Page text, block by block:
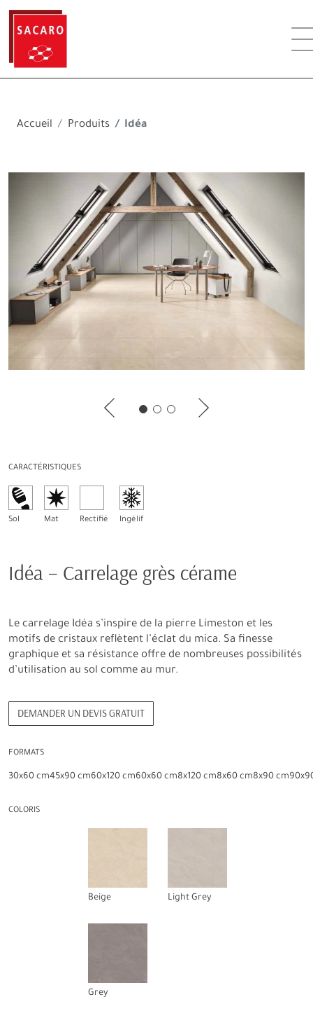
Accueil Produits Idéa
CARACTÉRISTIQUES
Sol Mat Rectifié Ingélif
Idéa – Carrelage grès cérame
Le carrelage Idéa s’inspire de la pierre Limeston et les
motifs de cristaux reflètent l’éclat du mica. Sa finesse
graphique et sa résistance offre de nombreuses possibilités
d’utilisation au sol comme au mur.
DEMANDER UN DEVIS GRATUIT
FORMATS
30x60 cm45x90 cm60x120 cm60x60 cm8x120 cm8x60 cm8x90 cm
COLORIS
Beige
Grey
Light Grey